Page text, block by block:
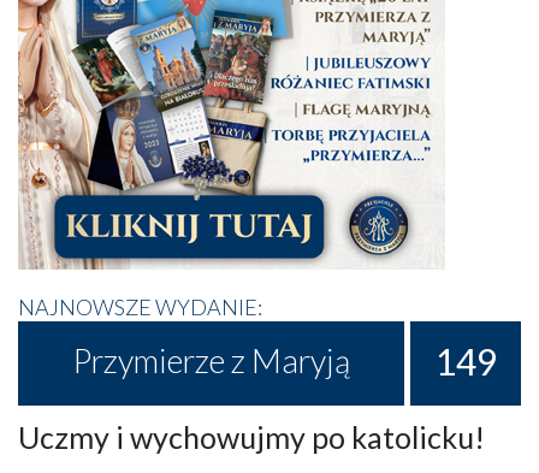
NAJNOWSZE WYDANIE:
Przymierze z Maryją 149
Uczmy i wychowujmy po katolicku!